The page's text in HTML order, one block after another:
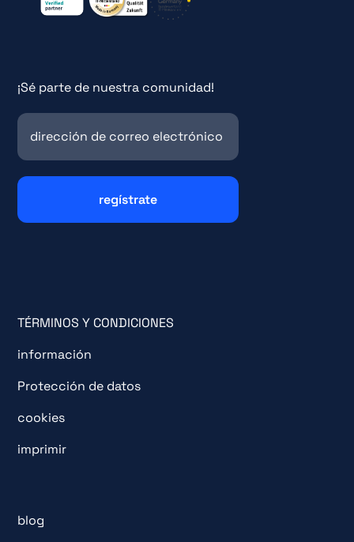
¡Sé parte de nuestra comunidad!
TÉRMINOS Y CONDICIONES
información
Protección de datos
cookies
imprimir
blog